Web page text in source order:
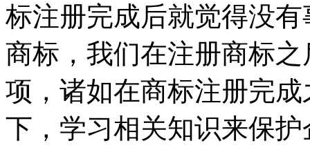
标注册完成后就觉得没
商标，我们在注册商标
项，诸如在商标注册完
下，学习相关知识来保